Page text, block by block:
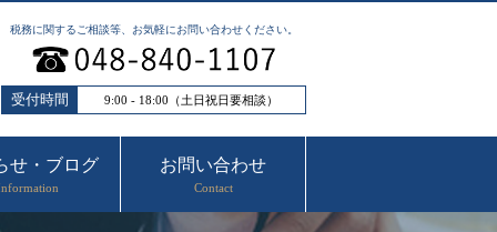
税務に関するご相談等、お気軽にお問い合わせください。
受付時間 9:00 - 18:00（土日祝日要相談）
せ・ブログ お問い合わせ
Contact